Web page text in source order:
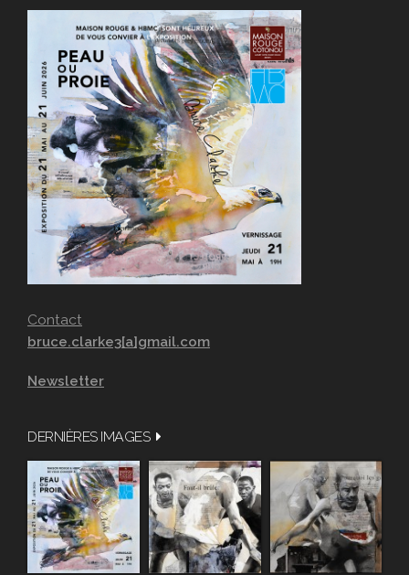
Contact
bruce.clarke3[a]gmail.com
Newsletter
DERNIÈRES IMAGES